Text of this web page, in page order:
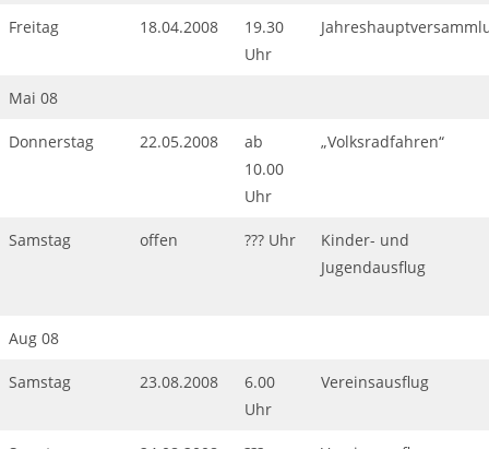
Freitag 18.04.2008
19.30
Uhr
Mai 08
Donnerstag 22.05.2008
ab
10.00
Uhr
„Volksradfahren“
Samstag offen ??? Uhr
Kinder- und
Jugendausflug
Aug 08
Samstag 23.08.2008
6.00
Uhr
Vereinsausflug